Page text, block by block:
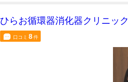
ひらお循環器消化器クリニック
口コミ 8件